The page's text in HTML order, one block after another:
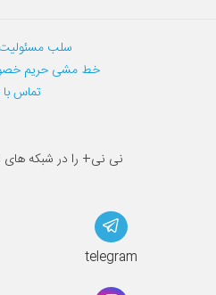
سلب
خط مشی حریم
تماس با
نی نی+ را در شبکه های
telegram